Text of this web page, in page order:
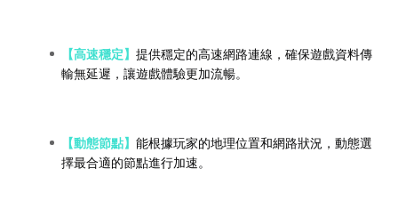
【高速穩定】 提供穩定的高速網路連線，確保遊戲資料傳
輸無延遲，讓遊戲體驗更加流暢。
【動態節點】 能根據玩家的地理位置和網路狀況，動態選
擇最合適的節點進行加速。